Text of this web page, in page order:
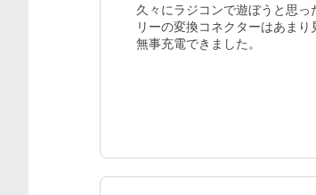
久々にラジコンで遊ぼうと思
リーの変換コネクターはあま
無事充電できました。